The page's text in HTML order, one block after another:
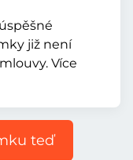
již není
Více
teď